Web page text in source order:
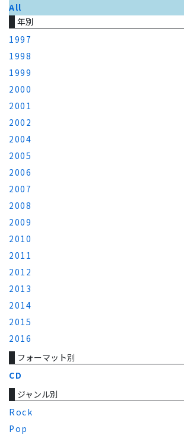
All
年別
1997
1998
1999
2000
2001
2002
2004
2005
2006
2007
2008
2009
2010
2011
2012
2013
2014
2015
2016
フォーマット別
CD
ジャンル別
Rock
Pop